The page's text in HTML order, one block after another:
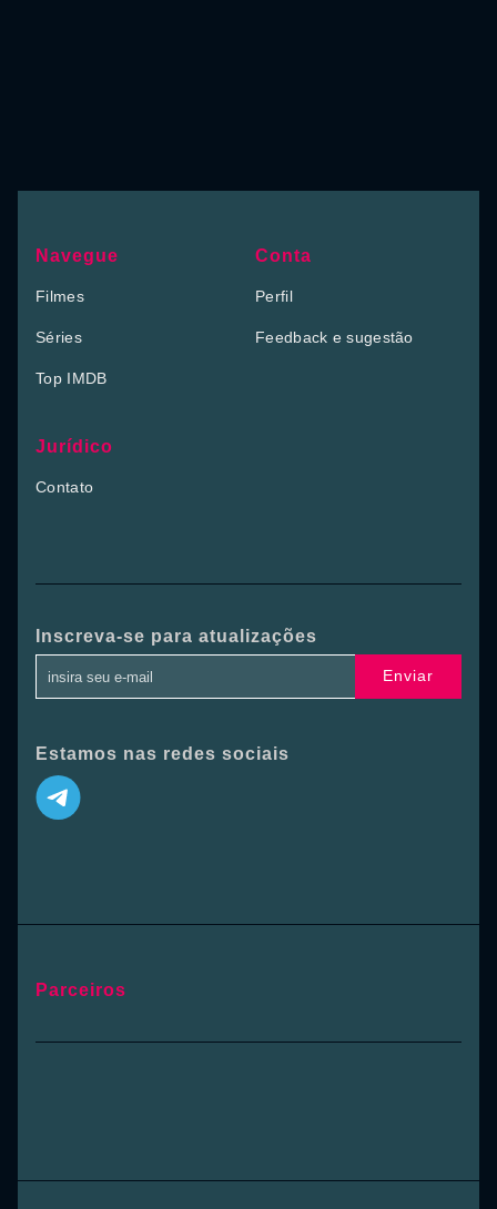
Navegue
Filmes
Séries
Top IMDB
Conta
Perfil
Feedback e sugestão
Jurídico
Contato
Inscreva-se para atualizações
Enviar
Estamos nas redes sociais
Parceiros